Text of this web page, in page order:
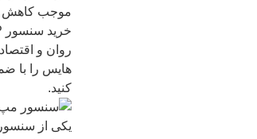
موجب کاهش
هایس را با
کنید.
یکی از